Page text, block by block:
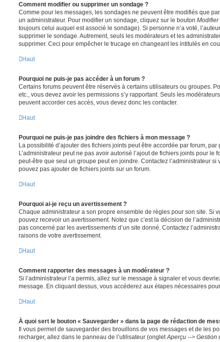
Comment modifier ou supprimer un sondage ?
Comme pour les messages, les sondages ne peuvent être modifiés que
un administrateur. Pour modifier un sondage, cliquez sur le bouton Modifier
toujours celui auquel est associé le sondage). Si personne n’a voté,
supprimer le sondage. Autrement, seuls les modérateurs et les
supprimer. Ceci pour empêcher le trucage en changeant les intitulés en
Haut
Pourquoi ne puis-je pas accéder à un forum ?
Certains forums peuvent être réservés à certains utilisateurs ou groupes.
etc., vous devez avoir les permissions s’y rapportant. Seuls les
peuvent accorder ces accès, vous devez donc les contacter.
Haut
Pourquoi ne puis-je pas joindre des fichiers à mon message ?
La possibilité d’ajouter des fichiers joints peut être accordée par forum, par
L’administrateur peut ne pas avoir autorisé l’ajout de fichiers joints pour le
peut-être que seul un groupe peut en joindre. Contactez l’administrateur
pouvez pas ajouter de fichiers joints sur un forum.
Haut
Pourquoi ai-je reçu un avertissement ?
Chaque administrateur a son propre ensemble de règles pour son site. Si
pouvez recevoir un avertissement. Notez que c’est la décision de
pas concerné par les avertissements d’un site donné. Contactez
raisons de votre avertissement.
Haut
Comment rapporter des messages à un modérateur ?
Si l’administrateur l’a permis, allez sur le message à signaler et vous
message. En cliquant dessus, vous accéderez aux étapes nécessaires
Haut
À quoi sert le bouton « Sauvegarder » dans la page de rédaction de
Il vous permet de sauvegarder des brouillons de vos messages et de les
recharger, allez dans le panneau de l’utilisateur (onglet Aperçu --> Gestion